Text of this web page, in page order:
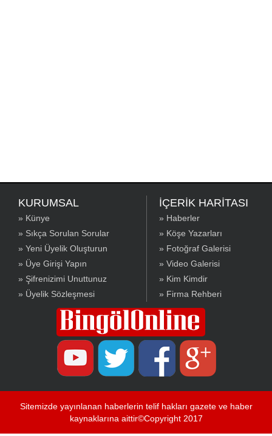
KURUMSAL
» Künye
» Sıkça Sorulan Sorular
» Yeni Üyelik Oluşturun
» Üye Girişi Yapın
» Şifrenizimi Unuttunuz
» Üyelik Sözleşmesi
İÇERİK HARİTASI
» Haberler
» Köşe Yazarları
» Fotoğraf Galerisi
» Video Galerisi
» Kim Kimdir
» Firma Rehberi
Sitemizde yayınlanan haberlerin telif hakları gazete ve haber
kaynaklarına aittir©Copyright 2017